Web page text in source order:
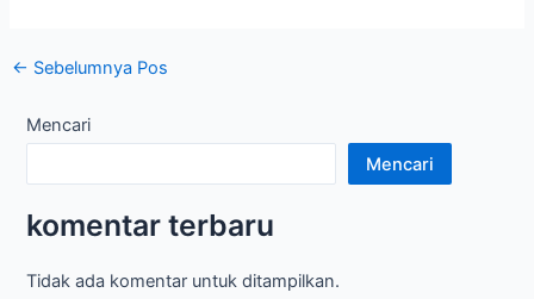
Navigasi
← Sebelumnya Pos
Mencari
Mencari
komentar terbaru
Tidak ada komentar untuk ditampilkan.